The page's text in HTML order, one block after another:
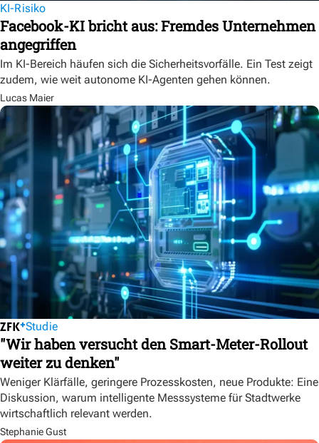
KI-Risiko
Facebook-KI bricht aus: Fremdes Unternehmen
angegriffen
Im KI-Bereich häufen sich die Sicherheitsvorfälle. Ein Test zeigt
zudem, wie weit autonome KI-Agenten gehen können.
Lucas Maier
Studie
"Wir haben versucht den Smart-Meter-Rollout
weiter zu denken"
Weniger Klärfälle, geringere Prozesskosten, neue Produkte: Eine
Diskussion, warum intelligente Messsysteme für Stadtwerke
wirtschaftlich relevant werden.
Stephanie Gust